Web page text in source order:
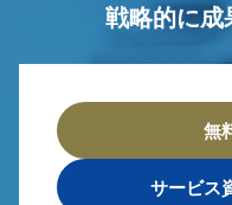
戦略的に成
無
サービス